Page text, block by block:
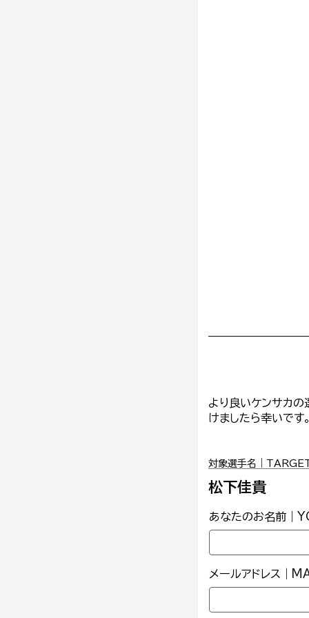
より良いケンサカ
けましたら幸いです。
対象選手名｜
松下佳貴
あなたのお名前｜
メールアドレス｜